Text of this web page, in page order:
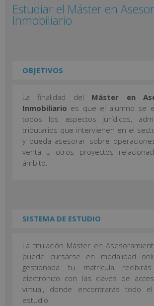
Estudiar el Máster en
Inmobiliario
OBJETIVOS
La finalidad del Máster en
Inmobiliario es que el alumno se
todos los aspectos jurídicos,
tributarios que intervienen en el
y pueda asesorar sobre
venta u otros proyectos
ámbito.
SISTEMA DE ESTUDIO
La titulación Máster en
puede cursarse en modalidad
gestionada tu matrícula
electrónico con las claves de
virtual, donde encontrarás todo
estudio.